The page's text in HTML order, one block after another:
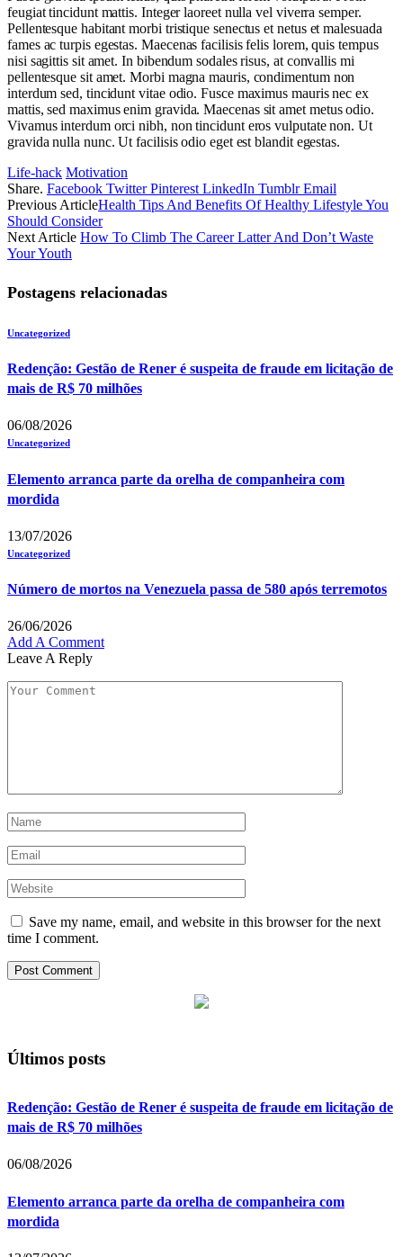
feugiat tincidunt mattis. Integer laoreet nulla vel viverra semper.
Pellentesque habitant morbi tristique senectus et netus et malesuada
fames ac turpis egestas. Maecenas facilisis felis lorem, quis tempus
nisi sagittis sit amet. In bibendum sodales risus, at convallis mi
pellentesque sit amet. Morbi magna mauris, condimentum non
interdum sed, tincidunt vitae odio. Fusce maximus mauris nec ex
mattis, sed maximus enim gravida. Maecenas sit amet metus odio.
Vivamus interdum orci nibh, non tincidunt eros vulputate non. Ut
gravida nulla nunc. Ut facilisis odio eget est blandit egestas.
Life-hack Motivation
Share. Facebook Twitter Pinterest LinkedIn Tumblr Email
Previous ArticleHealth Tips And Benefits Of Healthy Lifestyle You
Should Consider
Next Article How To Climb The Career Latter And Don’t Waste
Your Youth
Postagens relacionadas
Uncategorized
Redenção: Gestão de Rener é suspeita de fraude em licitação de
mais de R$ 70 milhões
06/08/2026
Uncategorized
Elemento arranca parte da orelha de companheira com
mordida
13/07/2026
Uncategorized
Número de mortos na Venezuela passa de 580 após terremotos
26/06/2026
Add A Comment
Leave A Reply
Save my name, email, and website in this browser for the next
time I comment.
Últimos posts
Redenção: Gestão de Rener é suspeita de fraude em licitação de
mais de R$ 70 milhões
06/08/2026
Elemento arranca parte da orelha de companheira com
mordida